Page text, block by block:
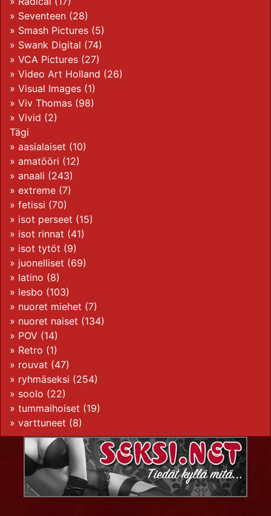
» Seventeen (28)
» Smash Pictures (5)
» Swank Digital (74)
» VCA Pictures (27)
» Video Art Holland (26)
» Visual Images (1)
» Viv Thomas (98)
» Vivid (2)
Tägi
» aasialaiset (10)
» amatööri (12)
» anaali (243)
» extreme (7)
» fetissi (70)
» isot perseet (15)
» isot rinnat (41)
» isot tytöt (9)
» juonelliset (69)
» latino (8)
» lesbo (103)
» nuoret miehet (7)
» nuoret naiset (134)
» POV (14)
» Retro (1)
» rouvat (47)
» ryhmäseksi (254)
» soolo (22)
» tummaihoiset (19)
» varttuneet (8)